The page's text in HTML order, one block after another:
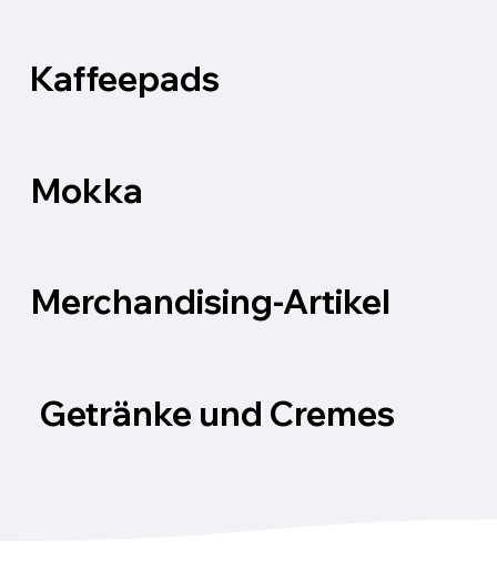
Kaffeepads
Mokka
Merchandising-Artikel
Getränke und Cremes